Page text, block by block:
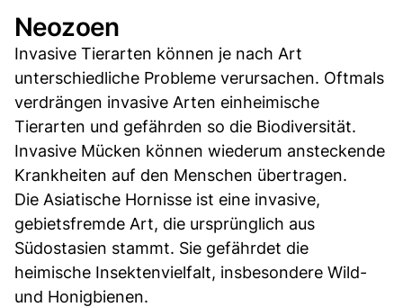
Neozoen
Invasive Tierarten können je nach Art
unterschiedliche Probleme verursachen. Oftmals
verdrängen invasive Arten einheimische
Tierarten und gefährden so die Biodiversität.
Invasive Mücken können wiederum ansteckende
Krankheiten auf den Menschen übertragen.
Die Asiatische Hornisse ist eine invasive,
gebietsfremde Art, die ursprünglich aus
Südostasien stammt. Sie gefährdet die
heimische Insektenvielfalt, insbesondere Wild-
und Honigbienen.